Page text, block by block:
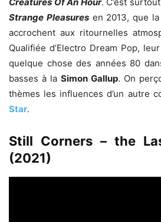
Strange Pleasuresen 2013, que
accrochent aux ritournelles
Qualifiée d’Electro Dream Pop,
quelque chose des années 80
basses à la Simon Gallup. On
thèmes les influences d’un autre
Star.
Still Corners – the
(2021)